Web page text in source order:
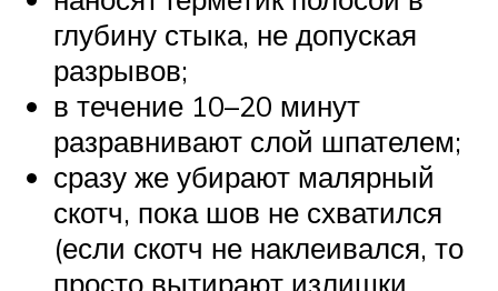
глубину стыка, не допуская
разрывов;
в течение 10–20 минут
разравнивают слой шпателем;
сразу же убирают малярный
скотч, пока шов не схватился
(если скотч не наклеивался, то
просто вытирают излишки